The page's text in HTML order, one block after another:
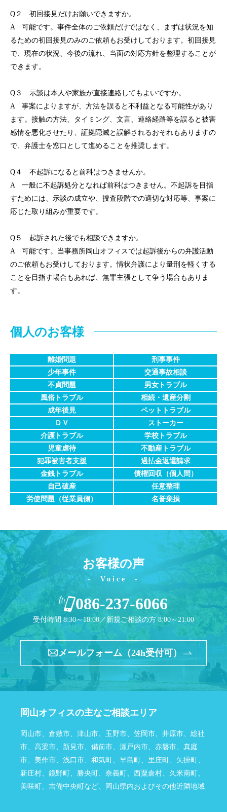
Q２ 初回接見だけお願いできますか。
A 可能です。事件全体のご依頼だけではなく、まずは状況を知
るための初回接見のみのご依頼もお受けしております。初回接見
で、現在の状況、今後の流れ、当面の対応方針を整理することが
できます。
Q３ 示談は本人や家族が直接連絡してもよいですか。
A 事案によりますが、方法を誤ると不利益となる可能性があり
ます。接触の方法、タイミング、文言、連絡経路等を誤ると被害
感情を悪化させたり、証拠隠滅と誤解されるおそれもありますの
で、弁護士を窓口として進めることを推奨します。
Q４ 不起訴になると前科はつきませんか。
A 一般に不起訴処分となれば前科はつきません。不起訴を目指
すためには、示談の成立や、捜査段階での適切な対応等、事案に
応じた取り組みが重要です。
Q５ 起訴された後でも相談できますか。
A 可能です。当事務所岡山オフィスでは起訴後からの弁護活動
のご依頼もお受けしております。情状弁護により量刑を軽くする
ことを目指す場合もあれば、無罪主張として争う場合もありま
す。
個人のお客様
離婚問題
刑事事件
少年事件
交通事故相談
不貞問題
男女トラブル
風俗トラブル
相続・遺産分割
成年後見
ペットトラブル
ＤＶ
ストーカー
介護トラブル
学校トラブル
児童虐待
不動産トラブル
犯罪被害者支援
過払金返還請求
金銭トラブル
債権回収 （個人間）
自己破産
任意整理
労使問題 （従業員側） 名誉棄損
お客様の声
Voice
086-237-6066
受付時間 8:30～18:00／新規ご相談の方 8:00～21:00
メールフォーム（24h受付可）
岡山オフィスの主なご相談エリア
岡山市、倉敷市、津山市、玉野市、笠岡市、井原市、総社
市、高梁市、新見市、備前市、瀬戸内市、赤磐市、真庭
市、美作市、浅口市、和気町、早島町、里庄町、矢掛町、
新庄村、鏡野町、勝央町、奈義町、西粟倉村、久米南町、
美咲町、吉備中央町など、岡山県内およびその他近隣地域